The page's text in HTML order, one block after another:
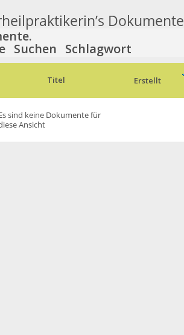
Dokumente
Suchen Schlagwort
Titel Erstellt
sind keine Dokumente für
Ansicht